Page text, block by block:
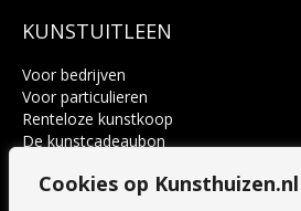
Cookies op Kunsthuizen.nl
KUNSTUITLEEN
Voor bedrijven
Voor particulieren
Renteloze kunstkoop
De kunstcadeaubon
Voordelen